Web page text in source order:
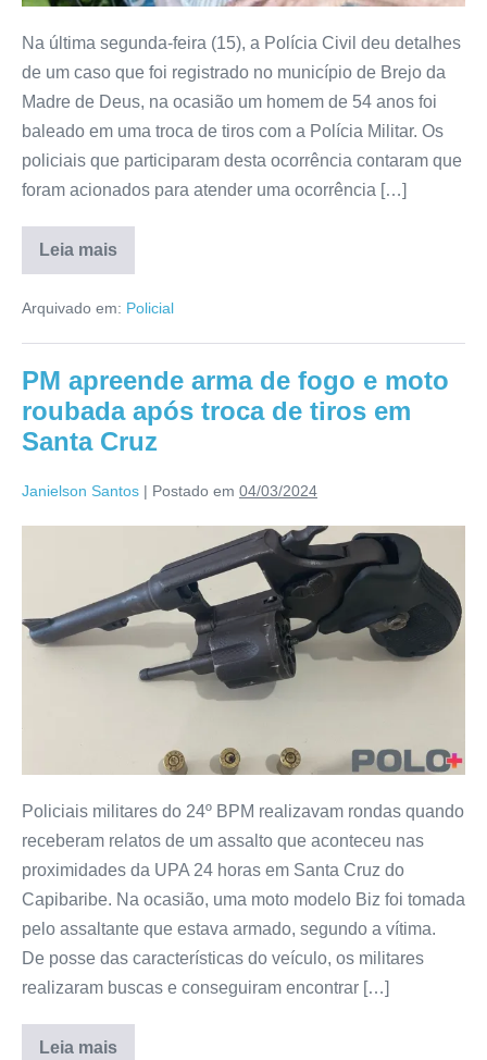
Na última segunda-feira (15), a Polícia Civil deu detalhes
de um caso que foi registrado no município de Brejo da
Madre de Deus, na ocasião um homem de 54 anos foi
baleado em uma troca de tiros com a Polícia Militar. Os
policiais que participaram desta ocorrência contaram que
foram acionados para atender uma ocorrência […]
Leia mais
Arquivado em: Policial
PM apreende arma de fogo e moto
roubada após troca de tiros em
Santa Cruz
Janielson Santos | Postado em 04/03/2024
Policiais militares do 24º BPM realizavam rondas quando
receberam relatos de um assalto que aconteceu nas
proximidades da UPA 24 horas em Santa Cruz do
Capibaribe. Na ocasião, uma moto modelo Biz foi tomada
pelo assaltante que estava armado, segundo a vítima.
De posse das características do veículo, os militares
realizaram buscas e conseguiram encontrar […]
Leia mais